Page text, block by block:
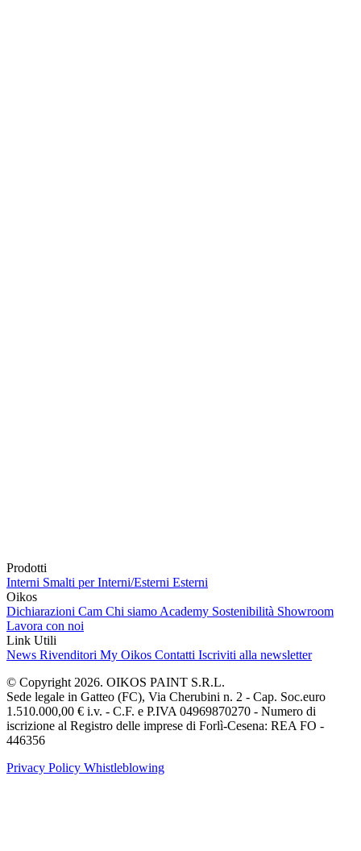
Prodotti
Interni Smalti per Interni/Esterni Esterni
Oikos
Dichiarazioni Cam Chi siamo Academy Sostenibilità Showroom
Lavora con noi
Link Utili
News Rivenditori My Oikos Contatti Iscriviti alla newsletter
© Copyright 2026. OIKOS PAINT S.R.L.
Sede legale in Gatteo (FC), Via Cherubini n. 2 - Cap. Soc.euro
1.510.000,00 € i.v. - C.F. e P.IVA 04969870270 - Numero di
iscrizione al Registro delle imprese di Forlì-Cesena: REA FO -
446356
Privacy Policy Whistleblowing